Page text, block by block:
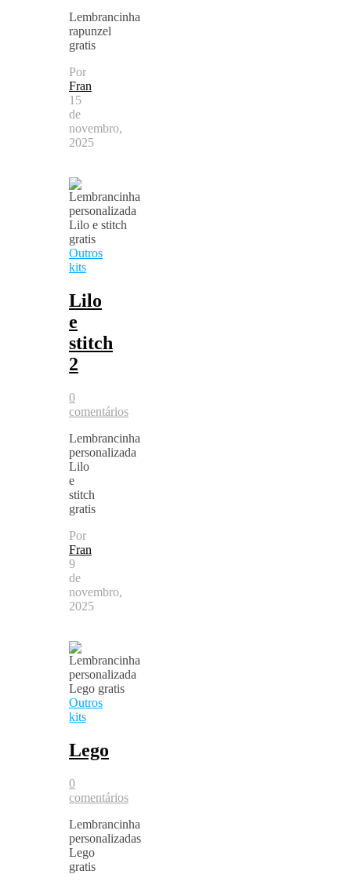
Lembrancinha
rapunzel
gratis
Por
Fran
15
de
novembro,
2025
Outros
kits
Lilo
e
stitch
2
0
comentários
Lembrancinha
personalizada
Lilo
e
stitch
gratis
Por
Fran
9
de
novembro,
2025
Outros
kits
Lego
0
comentários
Lembrancinha
personalizadas
Lego
gratis